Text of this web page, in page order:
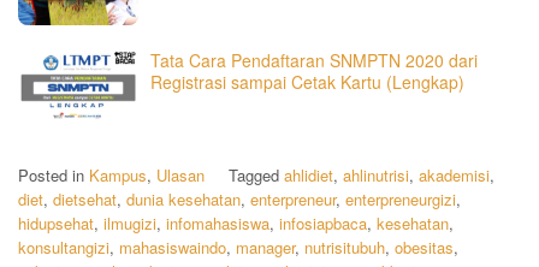
Tata Cara Pendaftaran SNMPTN 2020 dari
Registrasi sampai Cetak Kartu (Lengkap)
Posted in Kampus, Ulasan Tagged ahlidiet, ahlinutrisi, akademisi,
diet, dietsehat, dunia kesehatan, enterpreneur, enterpreneurgizi,
hidupsehat, ilmugizi, infomahasiswa, infosiapbaca, kesehatan,
konsultangizi, mahasiswaindo, manager, nutrisitubuh, obesitas,